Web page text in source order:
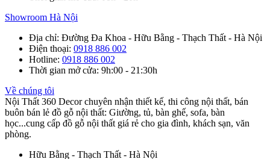
Showroom Hà Nội
Địa chỉ: Đường Đa Khoa - Hữu Bằng - Thạch Thất - Hà Nội
Điện thoại: 0918 886 002
Hotline: 0918 886 002
Thời gian mở cửa: 9h:00 - 21:30h
Về chúng tôi
Nội Thất 360 Decor chuyên nhận thiết kế, thi công nội thất, bán
buôn bán lẻ đồ gỗ nội thất: Giường, tủ, bàn ghế, sofa, bàn
học...cung cấp đồ gỗ nội thất giá rẻ cho gia đình, khách sạn, văn
phòng.
Hữu Bằng - Thạch Thất - Hà Nội